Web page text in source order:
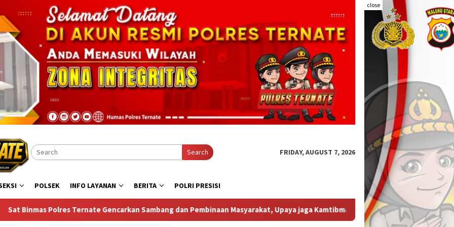
close
Search FRIDAY, AUGUST 7, 2026
POLSEK INFO LAYANAN BERITA POLRI PRESISI
Sambang dan Pembinaan Masyarakat, Upaya jaga Kamtibmas Respon Laporan Warga, Bhabinkamtibmas Dan